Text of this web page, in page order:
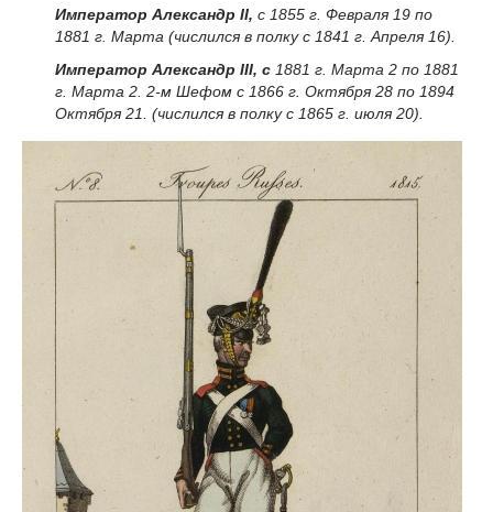
Император Александр II, с 1855 г. Февраля 19 по
1881 г. Марта (числился в полку с 1841 г. Апреля 16).
Император Александр III, с 1881 г. Марта 2 по 1881
г. Марта 2. 2-м Шефом с 1866 г. Октября 28 по 1894
Октября 21. (числился в полку с 1865 г. июля 20).